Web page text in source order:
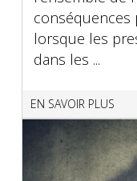
lorsque les
dans les ...
EN SAVOIR PLUS